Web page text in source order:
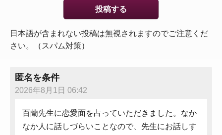
日本語が含まれない投稿は無視されますのでご注意くだ
さい。（スパム対策）
匿名を条件
2026年8月1日 06:42
百蘭先生に恋愛面を占っていただきました。なか
なか人に話しづらいことなので、先生にお話しす